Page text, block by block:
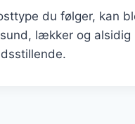
du følger, kan
lækker og